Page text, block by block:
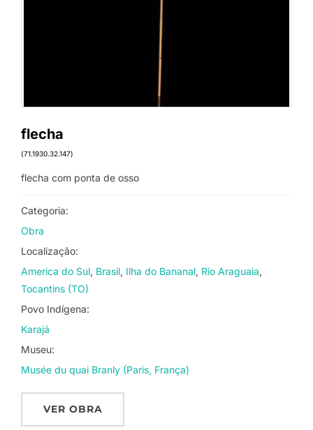
flecha
(71.1930.32.147)
flecha com ponta de osso
Categoria:
Obra
Localização:
America do Sul Brasil Ilha do Bananal Rio Araguaia
Tocantins (TO)
Povo Indígena:
Karajá
Museu:
Musée du quai Branly (Paris, França)
VER OBRA